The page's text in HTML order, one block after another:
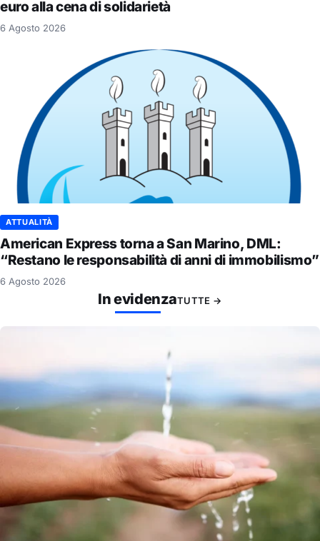
euro alla cena di solidarietà
6 Agosto 2026
ATTUALITÀ
American Express torna a San Marino, DML:
“Restano le responsabilità di anni di immobilismo”
6 Agosto 2026
In evidenzaTUTTE →